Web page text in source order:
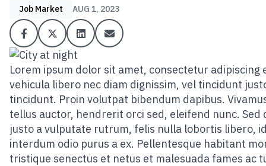
Job Market AUG 1, 2023
Lorem ipsum dolor sit amet, consectetur adipiscing
vehicula libero nec diam dignissim, vel tincidunt
tincidunt. Proin volutpat bibendum dapibus.
tellus auctor, hendrerit orci sed, eleifend nunc. Sed
justo a vulputate rutrum, felis nulla lobortis libero,
interdum odio purus a ex. Pellentesque habitant
tristique senectus et netus et malesuada fames ac